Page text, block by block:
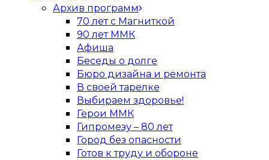
Архив программ
70 лет с Магниткой
90 лет ММК
Афиша
Беседы о долге
Бюро дизайна и ремонта
В своей тарелке
Выбираем здоровье!
Герои ММК
Гипромезу – 80 лет
Город без опасности
Готов к труду и обороне